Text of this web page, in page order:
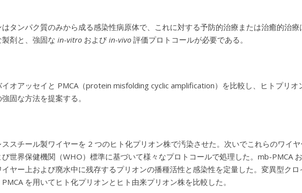
はタンパク質のみから成る感染性病原体で、これに対する予防的治療または治癒的治
剤と、強固な in-vitro および in-vivo 評価プロトコールが必要である。
オアッセイと PMCA（protein misfolding cyclic amplification）を比較し、ヒトプリ
固な方法を提案する。
ススチール製ワイヤーを 2 つのヒト化プリオン株で汚染させた。次いでこれらのワイ
世界保健機関（WHO）標準に基づいて様々なプロトコールで処理した。mb-PMCA
イヤー上および廃水中に残存するプリオンの播種活性と感染性を定量した。変異型ク
を用いてヒト化プリオンとヒト由来プリオン株を比較した。